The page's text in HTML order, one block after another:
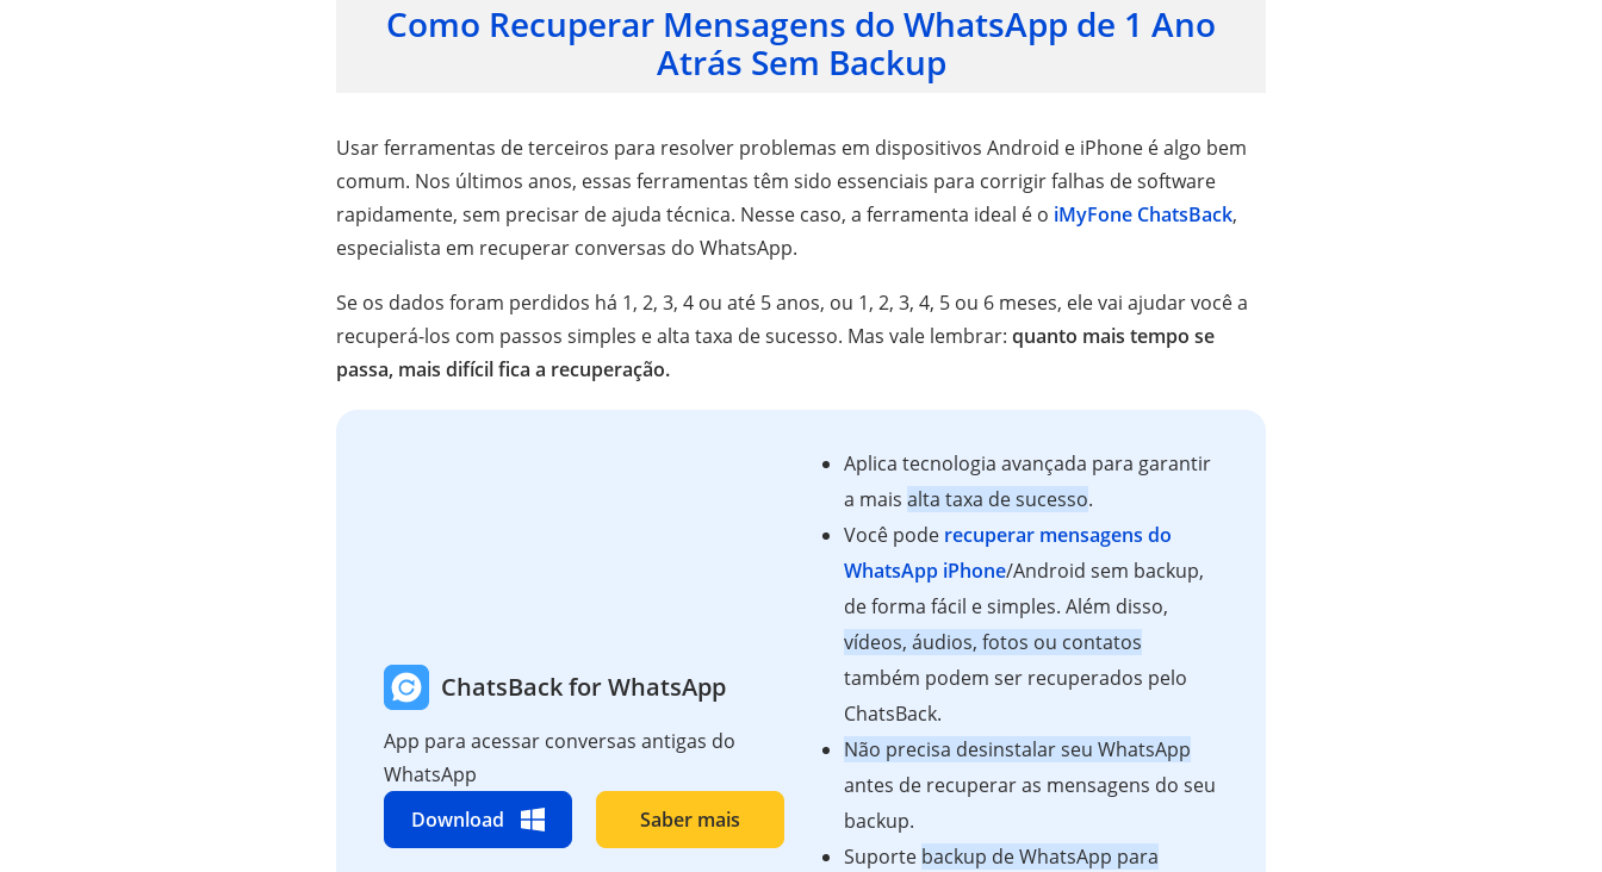
Como Recuperar Mensagens do WhatsApp de 1 Ano
Atrás Sem Backup
Usar ferramentas de terceiros para resolver problemas em dispositivos Android e iPhone é algo bem
comum. Nos últimos anos, essas ferramentas têm sido essenciais para corrigir falhas de software
rapidamente, sem precisar de ajuda técnica. Nesse caso, a ferramenta ideal é o iMyFone ChatsBack,
especialista em recuperar conversas do WhatsApp.
Se os dados foram perdidos há 1, 2, 3, 4 ou até 5 anos, ou 1, 2, 3, 4, 5 ou 6 meses, ele vai ajudar você a
recuperá-los com passos simples e alta taxa de sucesso. Mas vale lembrar: quanto mais tempo se
passa, mais difícil fica a recuperação.
ChatsBack for WhatsApp
App para acessar conversas antigas do
WhatsApp
Download
Saber mais
Aplica tecnologia avançada para garantir
a mais alta taxa de sucesso.
Você pode recuperar mensagens do
WhatsApp iPhone/Android sem backup,
de forma fácil e simples. Além disso,
vídeos, áudios, fotos ou contatos
também podem ser recuperados pelo
ChatsBack.
Não precisa desinstalar seu WhatsApp
antes de recuperar as mensagens do seu
backup.
Suporte backup de WhatsApp para